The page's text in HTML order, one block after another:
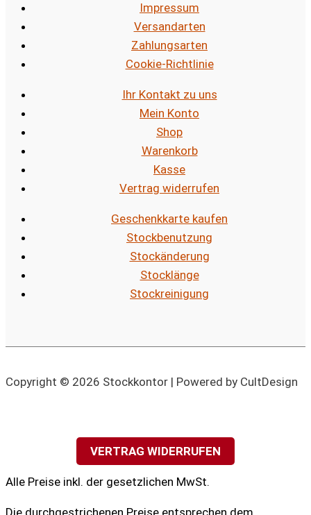
Impressum
Versandarten
Zahlungsarten
Cookie-Richtlinie
Ihr Kontakt zu uns
Mein Konto
Shop
Warenkorb
Kasse
Vertrag widerrufen
Geschenkkarte kaufen
Stockbenutzung
Stockänderung
Stocklänge
Stockreinigung
Copyright © 2026 Stockkontor | Powered by CultDesign
VERTRAG WIDERRUFEN
Alle Preise inkl. der gesetzlichen MwSt.